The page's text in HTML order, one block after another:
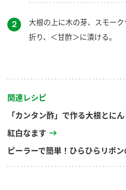
２
大根の上に木の芽、スモー
折り、＜甘酢＞に漬ける。
関連レシピ
「カンタン酢」で作る大根とに
紅白なます
ピーラーで簡単！ひらひらリボ